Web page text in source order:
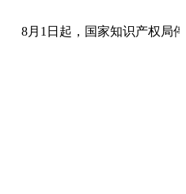
8月1日起，国家知识产权局停